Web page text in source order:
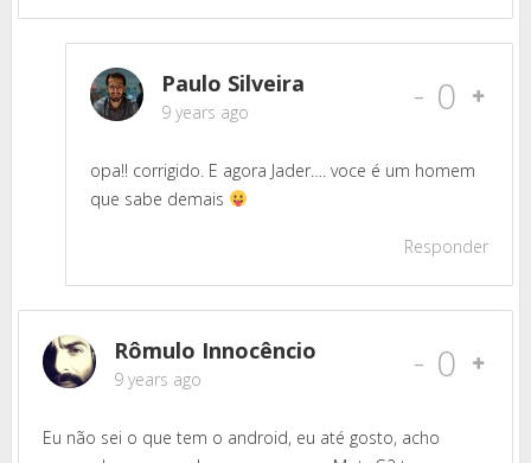
Paulo Silveira
9 years ago - 0
opa!! corrigido. E agora Jader…. voce é um homem
que sabe demais
Responder
Rômulo Innocêncio
9 years ago - 0
Eu não sei o que tem o android, eu até gosto, acho